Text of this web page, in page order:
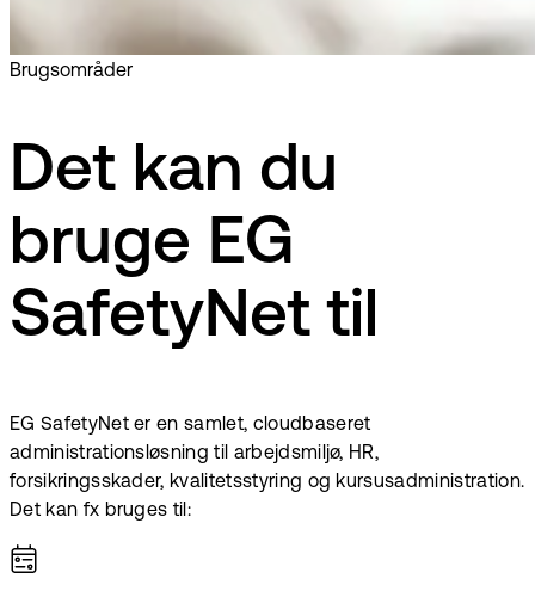
Brugsområder
Det kan du
bruge EG
SafetyNet til
EG SafetyNet er en samlet, cloudbaseret
administrationsløsning til arbejdsmiljø, HR,
forsikringsskader, kvalitetsstyring og kursusadministration.
Det kan fx bruges til: